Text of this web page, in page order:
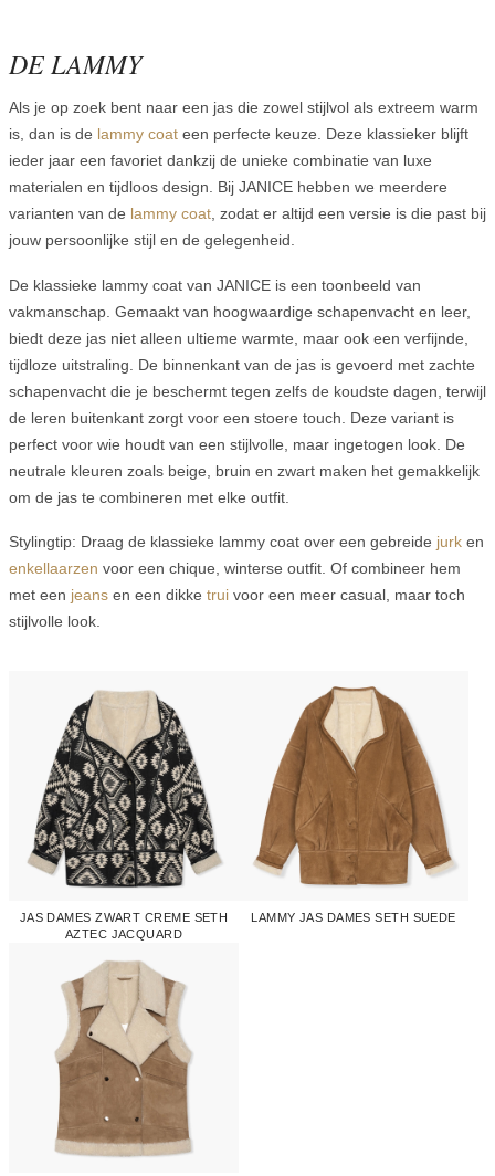
DE LAMMY
Als je op zoek bent naar een jas die zowel stijlvol als extreem warm
is, dan is de lammy coat een perfecte keuze. Deze klassieker blijft
ieder jaar een favoriet dankzij de unieke combinatie van luxe
materialen en tijdloos design. Bij JANICE hebben we meerdere
varianten van de lammy coat , zodat er altijd een versie is die past bij
jouw persoonlijke stijl en de gelegenheid.
De klassieke lammy coat van JANICE is een toonbeeld van
vakmanschap. Gemaakt van hoogwaardige schapenvacht en leer,
biedt deze jas niet alleen ultieme warmte, maar ook een verfijnde,
tijdloze uitstraling. De binnenkant van de jas is gevoerd met zachte
schapenvacht die je beschermt tegen zelfs de koudste dagen, terwijl
de leren buitenkant zorgt voor een stoere touch. Deze variant is
perfect voor wie houdt van een stijlvolle, maar ingetogen look. De
neutrale kleuren zoals beige, bruin en zwart maken het gemakkelijk
om de jas te combineren met elke outfit.
Stylingtip: Draag de klassieke lammy coat over een gebreide jurk en
enkellaarzen voor een chique, winterse outfit. Of combineer hem
met een jeans en een dikke trui voor een meer casual, maar toch
stijlvolle look.
JAS DAMES ZWART CREME SETH
AZTEC JACQUARD
LAMMY JAS DAMES SETH SUEDE